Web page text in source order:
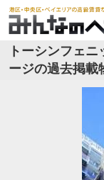
トーシンフェ
ージの過去掲載